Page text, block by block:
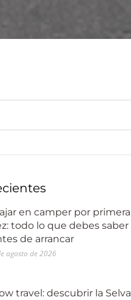
en camper por primera
todo lo que debes saber
de arrancar
agosto de 2026
travel: descubrir la Selva